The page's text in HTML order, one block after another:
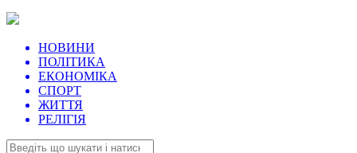
НОВИНИ
ПОЛІТИКА
ЕКОНОМІКА
СПОРТ
ЖИТТЯ
РЕЛІГІЯ